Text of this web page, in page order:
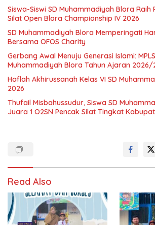
Siswa-Siswi SD Muhammadiyah Blora Raih
Silat Open Blora Championship IV 2026
SD Muhammadiyah Blora Memperingati
Bersama OFOS Charity
Gerbang Awal Menuju Generasi Islami:
Muhammadiyah Blora Tahun Ajaran 2026/
Haflah Akhirussanah Kelas VI SD
2026
Thufail Misbahussudur, Siswa SD
Juara 1 O2SN Pencak Silat Tingkat
Read Also